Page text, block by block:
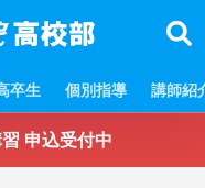
卒生 個別指導 講師紹
申込受付中